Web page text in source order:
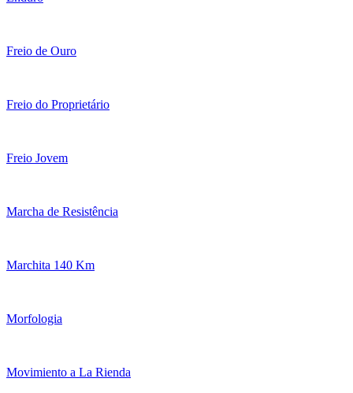
Freio de Ouro
Freio do Proprietário
Freio Jovem
Marcha de Resistência
Marchita 140 Km
Morfologia
Movimiento a La Rienda